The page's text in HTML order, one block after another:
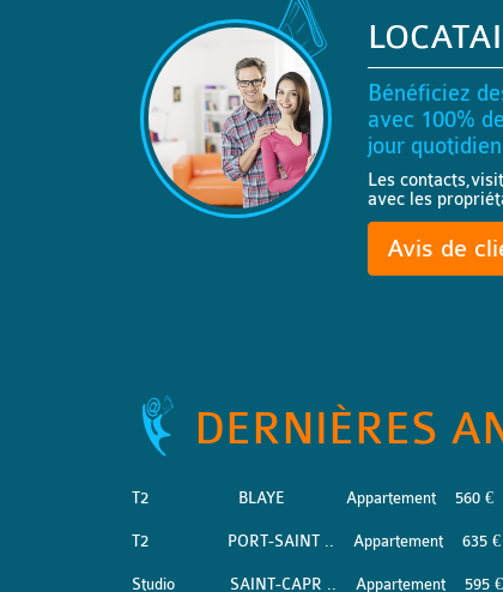
Bénéficiez
avec 100%
jour
Les
avec les
Avis de
DERNIÈRES
T2 BLAYE Appartement 560 €
T2 PORT-SAINT .. Appartement 635 €
Studio SAINT-CAPR .. Appartement 595 €